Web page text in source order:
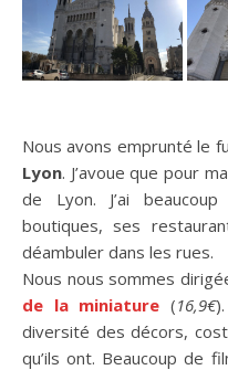
Nous avons emprunté le
Lyon. J’avoue que pour
de Lyon. J’ai
boutiques, ses
déambuler dans les rues.
Nous nous sommes
de la miniature (16,9€
diversité des décors,
qu’ils ont. Beaucoup de